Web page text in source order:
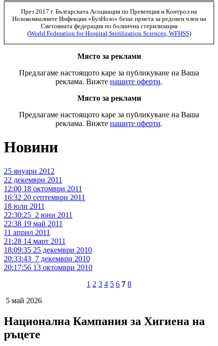
През 2017 г. Българската Асоциация по Превенция и Контрол на
Нозокомиалните Инфекции «БулНозо» беше приета за редовен член на
Световната федерация по болнична стерилизация
(World Federation for Hospital Sterilization Sciences, WFHSS)
Място за реклами
Предлагаме настоящото каре за публикуване на Ваша
реклама. Вижте нашите оферти.
Място за реклами
Предлагаме настоящото каре за публикуване на Ваша
реклама. Вижте нашите оферти.
Новини
25 януари 2012
22 декември 2011
12:00 18 октомври 2011
16:32 20 септември 2011
18 юли 2011
22:30:25 2 юни 2011
22:38 19 май 2011
11 април 2011
21:28 14 март 2011
18:09:35 25 декември 2010
20:33:43 7 декември 2010
20:17:56 13 октомври 2010
1 2 3 4 5 6 7 8
5 май 2026
Национална Кампания за Хигиена на
ръцете